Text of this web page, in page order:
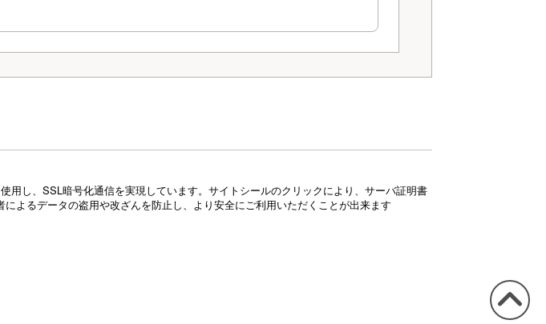
用し、SSL暗号化通信を実現しています。サイトシールのクリックにより、サーバ証明書
よるデータの盗用や改ざんを防止し、より安全にご利用いただくことが出来ます